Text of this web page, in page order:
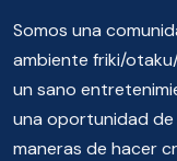
Somos una
ambiente friki/
un sano
una oportunidad
maneras de hacer